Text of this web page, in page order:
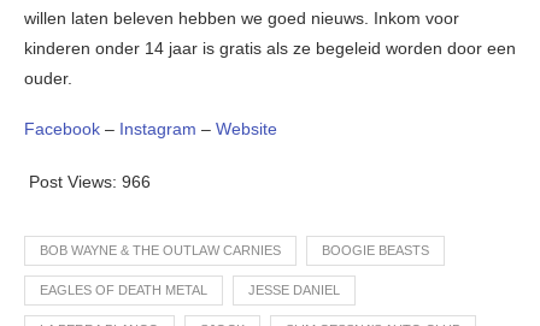
willen laten beleven hebben we goed nieuws. Inkom voor
kinderen onder 14 jaar is gratis als ze begeleid worden door een
ouder.
Facebook – Instagram – Website
Post Views: 966
BOB WAYNE & THE OUTLAW CARNIES BOOGIE BEASTS
EAGLES OF DEATH METAL JESSE DANIEL